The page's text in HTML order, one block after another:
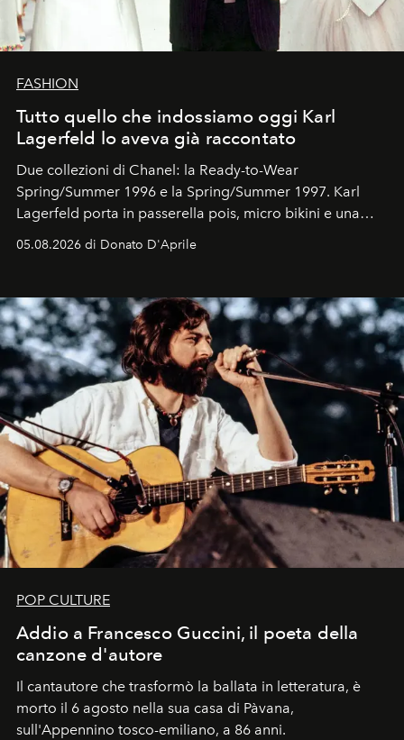
FASHION
Tutto quello che indossiamo oggi Karl
Lagerfeld lo aveva già raccontato
Due collezioni di Chanel: la Ready-to-Wear
Spring/Summer 1996 e la Spring/Summer 1997. Karl
Lagerfeld porta in passerella pois, micro bikini e una
logomania pensata per la spiaggia
Kate, Claudia e Carla una dietro l'altra. Trent'anni dopo,
uno dei documenti più contemporanei che abbiamo.
05.08.2026 di Donato D'Aprile
POP CULTURE
Addio a Francesco Guccini, il poeta della
canzone d'autore
Il cantautore che trasformò la ballata in letteratura, è
morto il 6 agosto nella sua casa di Pàvana,
sull'Appennino tosco-emiliano, a 86 anni.